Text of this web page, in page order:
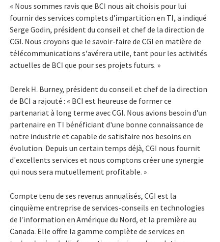
« Nous sommes ravis que BCI nous ait choisis pour lui
fournir des services complets d'impartition en TI, a indiqué
Serge Godin, président du conseil et chef de la direction de
CGI. Nous croyons que le savoir-faire de CGI en matière de
télécommunications s'avérera utile, tant pour les activités
actuelles de BCI que pour ses projets futurs. »
Derek H. Burney, président du conseil et chef de la direction
de BCI a rajouté : « BCI est heureuse de former ce
partenariat à long terme avec CGI. Nous avions besoin d'un
partenaire en TI bénéficiant d'une bonne connaissance de
notre industrie et capable de satisfaire nos besoins en
évolution. Depuis un certain temps déjà, CGI nous fournit
d'excellents services et nous comptons créer une synergie
qui nous sera mutuellement profitable. »
Compte tenu de ses revenus annualisés, CGI est la
cinquième entreprise de services-conseils en technologies
de l'information en Amérique du Nord, et la première au
Canada. Elle offre la gamme complète de services en